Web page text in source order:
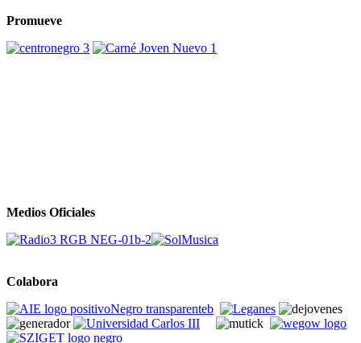
Promueve
Medios Oficiales
Colabora